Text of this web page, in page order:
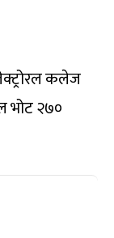
कलेज
भोट २७०